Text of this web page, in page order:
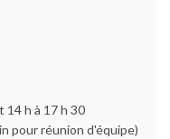
14 h à 17 h 30
pour réunion d'équipe)